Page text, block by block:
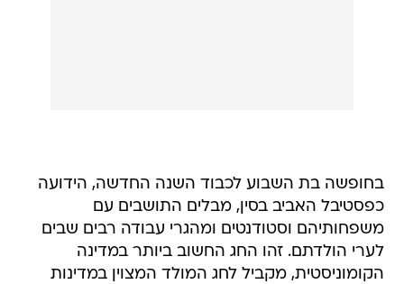
בחופשה בת השבוע לכבוד השנה החדשה, הידועה
כפסטיבל האביב בסין, מבלים התושבים עם
משפחותיהם וסטודנטים ומהגרי עבודה רבים שבים
לערי הולדתם. זהו החג החשוב ביותר במדינה
הקומוניסטית, מקביל לחג המולד המצוין במדינות